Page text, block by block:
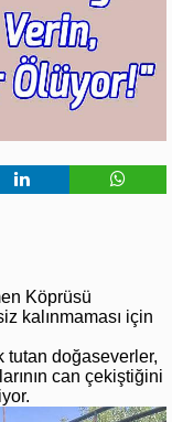
Köprüsü
kalınmaması için
tutan doğaseverler,
can çekiştiğini